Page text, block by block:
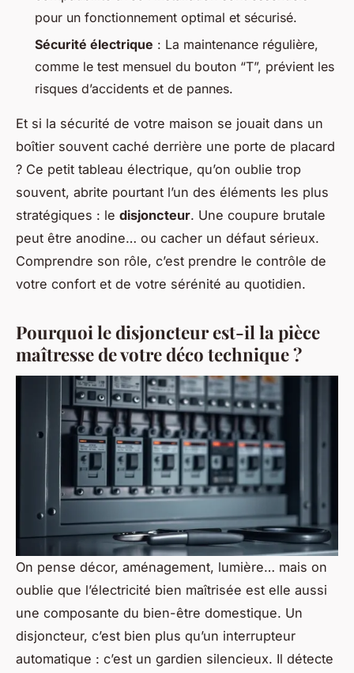
pour un fonctionnement optimal et sécurisé.
Sécurité électrique : La maintenance régulière,
comme le test mensuel du bouton “T”, prévient les
risques d’accidents et de pannes.
Et si la sécurité de votre maison se jouait dans un
boîtier souvent caché derrière une porte de placard
? Ce petit tableau électrique, qu’on oublie trop
souvent, abrite pourtant l’un des éléments les plus
stratégiques : le disjoncteur. Une coupure brutale
peut être anodine… ou cacher un défaut sérieux.
Comprendre son rôle, c’est prendre le contrôle de
votre confort et de votre sérénité au quotidien.
Pourquoi le disjoncteur est-il la pièce
maîtresse de votre déco technique ?
On pense décor, aménagement, lumière… mais on
oublie que l’électricité bien maîtrisée est elle aussi
une composante du bien-être domestique. Un
disjoncteur, c’est bien plus qu’un interrupteur
automatique : c’est un gardien silencieux. Il détecte